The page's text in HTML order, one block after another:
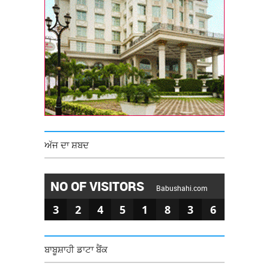
ਅੱਜ ਦਾ ਸ਼ਬਦ
NO OF VISITORS Babushahi.com
3 2 4 5 1 8 3 6
ਬਾਬੂਸ਼ਾਹੀ ਡਾਟਾ ਬੈਂਕ